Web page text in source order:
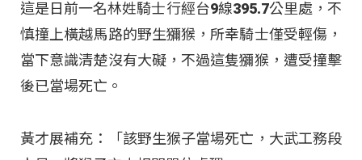
這是日前一名林姓騎士行經台9線395.7公里處，不
慎撞上橫越馬路的野生獼猴，所幸騎士僅受輕傷，
當下意識清楚沒有大礙，不過這隻獼猴，遭受撞擊
後已當場死亡。
黃才展補充：「該野生猴子當場死亡，大武工務段